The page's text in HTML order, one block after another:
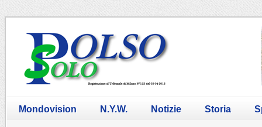
Mondovision N.Y.W. Notizie Storia